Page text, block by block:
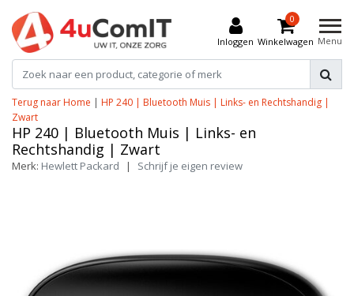
Inloggen
0
Winkelwagen Menu
Terug naar Home | HP 240 | Bluetooth Muis | Links- en Rechtshandig |
Zwart
HP 240 | Bluetooth Muis | Links- en
Rechtshandig | Zwart
Merk: Hewlett Packard | Schrijf je eigen review